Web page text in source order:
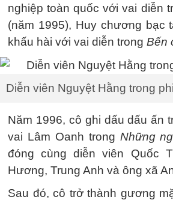
nghiệp toàn quốc với vai diễn
(năm 1995), Huy chương bạc
khấu hài với vai diễn trong Bến
Diễn viên Nguyệt Hằng trong
Năm 1996, cô ghi dấu dấu ấn
vai Lâm Oanh trong Những
đóng cùng diễn viên Quốc
Hương, Trung Anh và ông xã
Sau đó, cô trở thành gương